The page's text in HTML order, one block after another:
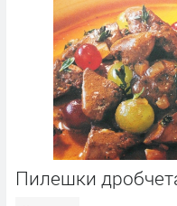
Пилешки